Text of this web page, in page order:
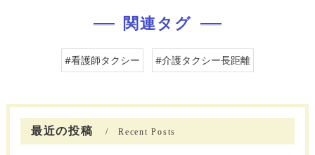
関連タグ
#看護師タクシー #介護タクシー長距離
最近の投稿 Recent Posts